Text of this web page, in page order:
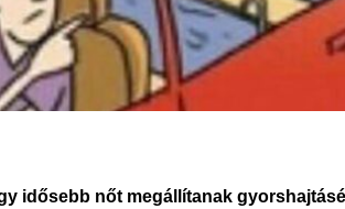
idősebb nőt megállítanak